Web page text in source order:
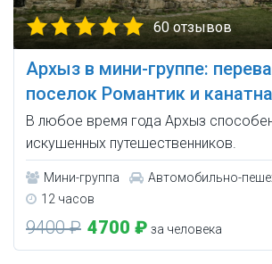
60 отзывов
Архыз в мини-группе:
поселок Романтик и
В любое время года Архыз
искушенных путешественников.
Мини-группа
Автомобильно-
12 часов
9400 ₽ 4700 ₽ за человека